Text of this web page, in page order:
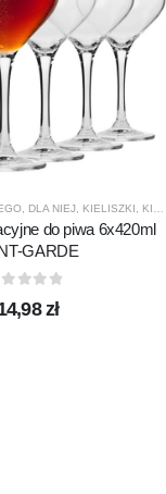
, DLA NIEJ, KIELISZKI, KIELISZKI DO PIWA
do piwa 6x420ml
GARDE
zł